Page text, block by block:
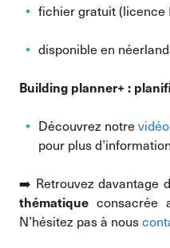
fichier gratuit (licence
disponible en
Building planner+ :
Découvrez notre
pour plus
➡️ Retrouvez davantage
thématique consacrée
N’hésitez pas à nous